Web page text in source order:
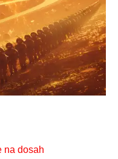
na dosah